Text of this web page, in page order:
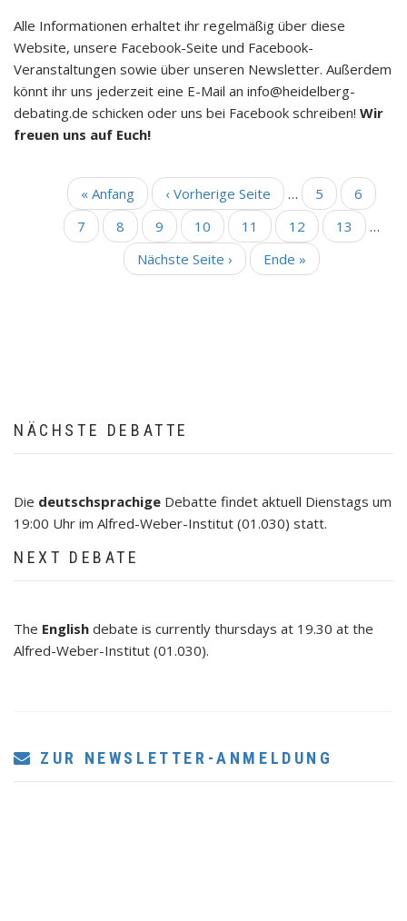
Alle Informationen erhaltet ihr regelmäßig über diese
Website, unsere Facebook-Seite und Facebook-
Veranstaltungen sowie über unseren Newsletter. Außerdem
könnt ihr uns jederzeit eine E-Mail an info@heidelberg-
debating.de schicken oder uns bei Facebook schreiben! Wir
freuen uns auf Euch!
SEITENNUMMERIERUNG
Erste
Seite
« Anfang
Vorherige
Seite
‹ Vorherige Seite … Seite
5 Seite
6
Seite
7 Seite
8
Aktuelle
Seite
9 Seite
10 Seite
11 Seite
12 Seite
13
…
Nächste
Seite
Nächste Seite ›
Letzte
Seite
Ende »
NÄCHSTE DEBATTE
Die deutschsprachige Debatte findet aktuell Dienstags um
19:00 Uhr im Alfred-Weber-Institut (01.030) statt.
NEXT DEBATE
The English debate is currently thursdays at 19.30 at the
Alfred-Weber-Institut (01.030).
ZUR NEWSLETTER-ANMELDUNG